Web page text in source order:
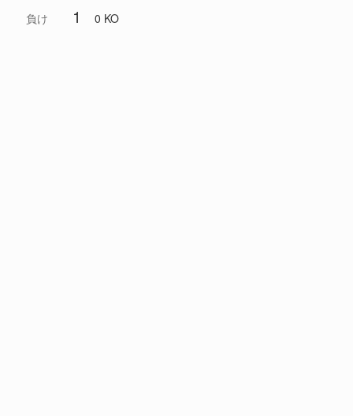
負け 1 0 KO